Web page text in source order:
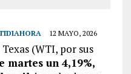
12 MAYO, 2026
(WTI, por sus
martes un 4,19%,